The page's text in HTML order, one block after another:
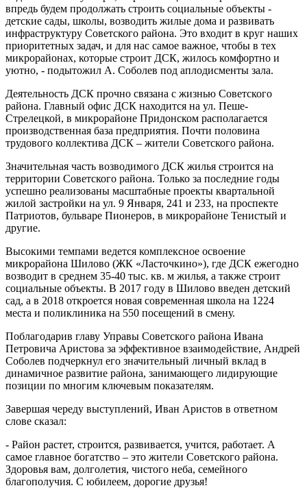
впредь будем продолжать строить социальные объекты -
детские сады, школы, возводить жилые дома и развивать
инфраструктуру Советского района. Это входит в круг наших
приоритетных задач, и для нас самое важное, чтобы в тех
микрорайонах, которые строит ДСК, жилось комфортно и
уютно, - подытожил А. Соболев под аплодисменты зала.
Деятельность ДСК прочно связана с жизнью Советского
района. Главный офис ДСК находится на ул. Пеше-
Стрелецкой, в микрорайоне Придонском располагается
производственная база предприятия. Почти половина
трудового коллектива ДСК – жители Советского района.
Значительная часть возводимого ДСК жилья строится на
территории Советского района. Только за последние годы
успешно реализованы масштабные проекты квартальной
жилой застройки на ул. 9 Января, 241 и 233, на проспекте
Патриотов, бульваре Пионеров, в микрорайоне Тенистый и
другие.
Высокими темпами ведется комплексное освоение
микрорайона Шилово (ЖК «Ласточкино»), где ДСК ежегодно
возводит в среднем 35-40 тыс. кв. м жилья, а также строит
социальные объекты. В 2017 году в Шилово введен детский
сад, а в 2018 откроется новая современная школа на 1224
места и поликлиника на 550 посещений в смену.
Поблагодарив главу Управы Советского района Ивана
Петровича Аристова за эффективное взаимодействие, Андрей
Соболев подчеркнул его значительный личный вклад в
динамичное развитие района, занимающего лидирующие
позиции по многим ключевым показателям.
Завершая череду выступлений, Иван Аристов в ответном
слове сказал:
- Район растет, строится, развивается, учится, работает. А
самое главное богатство – это жители Советского района.
Здоровья вам, долголетия, чистого неба, семейного
благополучия. С юбилеем, дорогие друзья!